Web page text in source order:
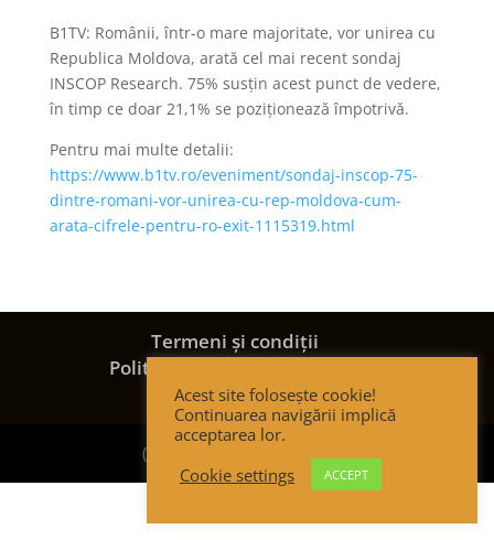
B1TV: Românii, într-o mare majoritate, vor unirea cu
Republica Moldova, arată cel mai recent sondaj
INSCOP Research. 75% susțin acest punct de vedere,
în timp ce doar 21,1% se poziționează împotrivă.
Pentru mai multe detalii:
https://www.b1tv.ro/eveniment/sondaj-inscop-75-
dintre-romani-vor-unirea-cu-rep-moldova-cum-
arata-cifrele-pentru-ro-exit-1115319.html
Termeni și condiții
Politica de confidențialitate
Politica de cookies
(c) Strategic Thinking Group
Acest site folosește cookie!
Continuarea navigării implică
acceptarea lor.
Cookie settings
ACCEPT